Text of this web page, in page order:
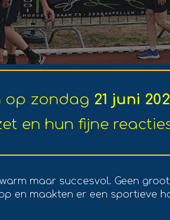
op zondag 21 juni
en hun fijne
maar succesvol. Geen
en maakten er een sportieve